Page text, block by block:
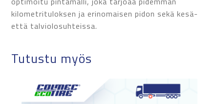
kilometrituloksen ja erinomaisen pidon sekä kesä-
että talviolosuhteissa.
Tutustu myös